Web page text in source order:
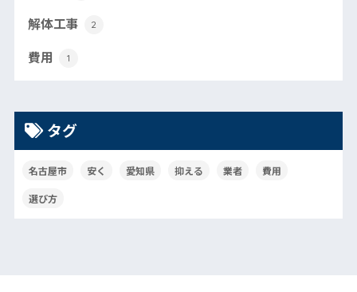
解体工事 2
費用 1
タグ
名古屋市 安く 愛知県 抑える 業者 費用
選び方